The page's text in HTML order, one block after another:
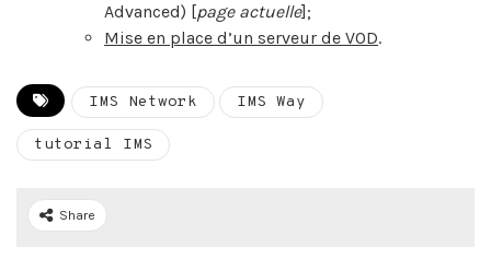
Advanced) [page actuelle];
Mise en place d’un serveur de VOD.
IMS Network IMS Way
tutorial IMS
Share